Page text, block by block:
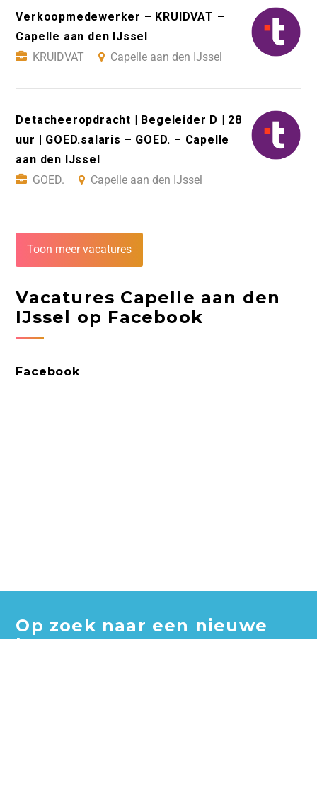
Verkoopmedewerker – KRUIDVAT –
Capelle aan den IJssel
KRUIDVAT
Capelle aan den IJssel
Detacheeropdracht | Begeleider D | 28
uur | GOED.salaris – GOED. – Capelle
aan den IJssel
GOED.
Capelle aan den IJssel
Toon meer vacatures
Vacatures Capelle aan den
IJssel op Facebook
Facebook
Op zoek naar een nieuwe
baan?